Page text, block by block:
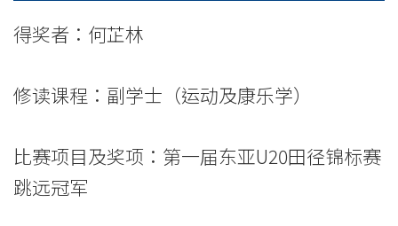
学
院
息
得奖者：何芷林
修读课程：副学士（运动及康乐学）
比赛项目及奖项：第一届东亚U20田径锦标赛
跳远冠军